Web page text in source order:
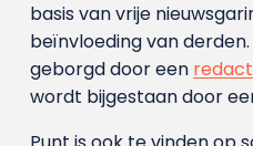
basis van vrije
beïnvloeding van
geborgd door een
wordt bijgestaan door